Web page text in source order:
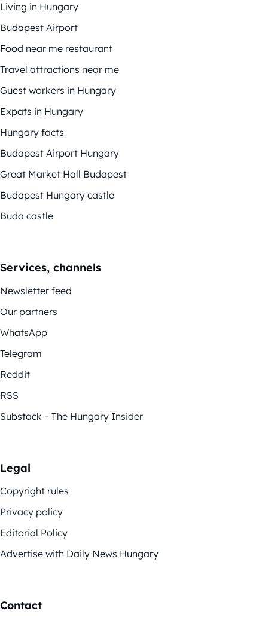
Living in Hungary
Budapest Airport
Food near me restaurant
Travel attractions near me
Guest workers in Hungary
Expats in Hungary
Hungary facts
Budapest Airport Hungary
Great Market Hall Budapest
Budapest Hungary castle
Buda castle
Services, channels
Newsletter feed
Our partners
WhatsApp
Telegram
Reddit
RSS
Substack – The Hungary Insider
Legal
Copyright rules
Privacy policy
Editorial Policy
Advertise with Daily News Hungary
Contact